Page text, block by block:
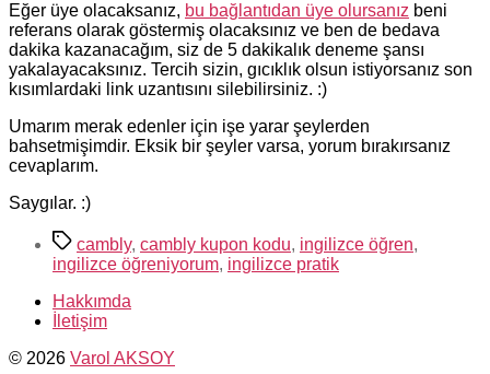
Eğer üye olacaksanız, bu bağlantıdan üye olursanız beni
referans olarak göstermiş olacaksınız ve ben de bedava
dakika kazanacağım, siz de 5 dakikalık deneme şansı
yakalayacaksınız. Tercih sizin, gıcıklık olsun istiyorsanız son
kısımlardaki link uzantısını silebilirsiniz. :)
Umarım merak edenler için işe yarar şeylerden
bahsetmişimdir. Eksik bir şeyler varsa, yorum bırakırsanız
cevaplarım.
Saygılar. :)
Etiketler
cambly, cambly kupon kodu, ingilizce öğren,
ingilizce öğreniyorum, ingilizce pratik
Hakkımda
İletişim
© 2026 Varol AKSOY